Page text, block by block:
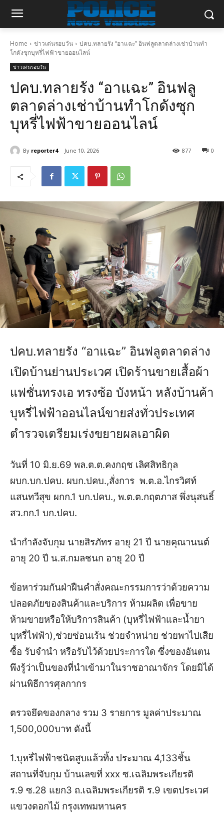
Home ข่าวเด่นรอบวัน
ปคบ.ทลายรัง “อาแฉะ” อินฟลูตลาดล่างเช่าบ้านทำ
โกดังซุกบุหรี่ไฟฟ้าขายออนไลน์
ข่าวเด่นรอบวัน
ปคบ.ทลายรัง “อาแฉะ” อินฟลู
ตลาดล่างเช่าบ้านทำโกดังซุก
บุหรี่ไฟฟ้าขายออนไลน์
By reporter4 June 10, 2026 0
877
ปคบ.ทลายรัง “อาแฉะ” อินฟลูตลาดล่าง
เปิดบ้านย่านประเวศ เปิดร้านขายเสื้อผ้า
แฟชั่นทรงเอ ทรงซ้อ บังหน้า หลังบ้านค้า
บุหรี่ไฟฟ้าออนไลน์ขายส่งทั่วประเทศ
ตำรวจเตรียมเร่งขยายผลเอาผิด
วันที่ 10 มิ.ย.69 พล.ต.ต.คงกฤช เลิศสิทธิกุล
ผบก.บก.ปคบ. ผบก.ปคบ.,สั่งการ พ.ต.อ.ไกรวิศท์
แสนทวีสุข ผกก.1 บก.ปคบ., พ.ต.ต.กฤตภาส พึ่งนุสนธิ์
สว.กก.1 บก.ปคบ.
นำกำลังจับกุม นายสิรภัทร อายุ 21 ปี นายคุณานนต์
อายุ 20 ปี น.ส.กมลชนก อายุ 20 ปี
ข้อหาร่วมกันฝ่าฝืนคำสั่งคณะกรรมการว่าด้วยความ
ปลอดภัยของสินค้าและบริการ ห้ามผลิต เพื่อขาย
ห้ามขายหรือให้บริการสินค้า (บุหรี่ไฟฟ้าและน้ำยา
บุหรี่ไฟฟ้า),ช่วยซ่อนเร้น ช่วยจำหน่าย ช่วยพาไปเสีย
ซื้อ รับจำนำ หรือรับไว้ด้วยประการใด ซึ่งของอันตน
พึงรู้ว่าเป็นของที่นำเข้ามาในราชอาณาจักร โดยมิได้
ผ่านพิธีการศุลกากร
ตรวจยึดของกลาง รวม 3 รายการ มูลค่าประมาณ
1,500,000บาท ดังนี้
1.บุหรี่ไฟฟ้าชนิดสูบแล้วทิ้ง ประมาณ 4,133ชิ้น
สถานที่จับกุม บ้านเลขที่ xxx ซ.เฉลิมพระเกียรติ
ร.9 ซ.28 แยก3 ถ.เฉลิมพระเกียรติ ร.9 เขตประเวศ
แขวงดอกไม้ กรุงเทพมหานคร